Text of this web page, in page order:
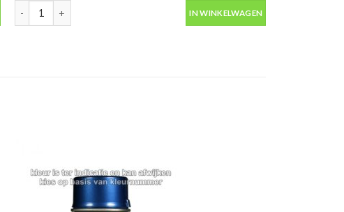
Ontvetter M600 in blik 500ml -Motip 000186 aantal
IN WINKELWAGEN